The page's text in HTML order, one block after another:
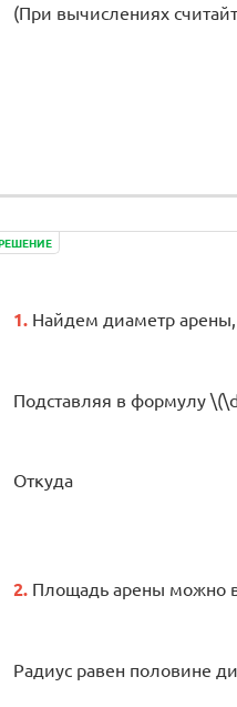
(При вычислениях
1. Найдем диаметр
Подставляя в формулу
Откуда
2. Площадь арены можно
Радиус равен половине